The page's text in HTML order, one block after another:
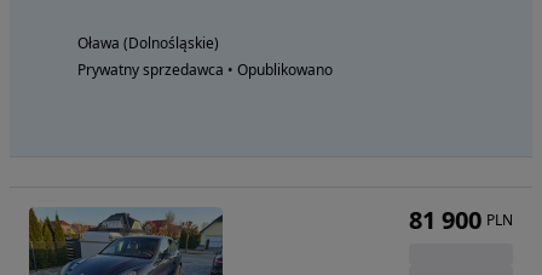
Oława (Dolnośląskie)
Prywatny sprzedawca • Opublikowano
81 900 PLN